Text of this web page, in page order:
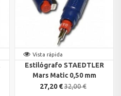
Vista rápida
Estilógrafo STAEDTLER
Mars Matic 0,50 mm
27,20 €32,00 €